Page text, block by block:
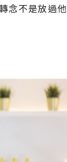
念不是放過他